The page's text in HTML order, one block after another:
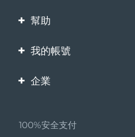
幫助
聯繫我們
保修與退換貨
我的帳號
產品註冊
企業
夥伴計畫
100%安全支付